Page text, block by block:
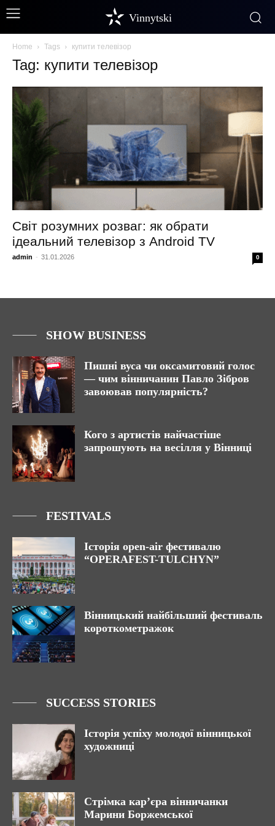
Vinnytski
Home Tags купити телевізор
Tag: купити телевізор
Світ розумних розваг: як обрати
ідеальний телевізор з Android TV
admin - 31.01.2026 0
SHOW BUSINESS
Пишні вуса чи оксамитовий голос
— чим вінничанин Павло Зібров
завоював популярність?
Кого з артистів найчастіше
запрошують на весілля у Вінниці
FESTIVALS
Історія open-air фестивалю
“OPERAFEST-TULCHYN”
Вінницький найбільший фестиваль
короткометражок
SUCCESS STORIES
Історія успіху молодої вінницької
художниці
Стрімка кар’єра вінничанки
Марини Боржемської